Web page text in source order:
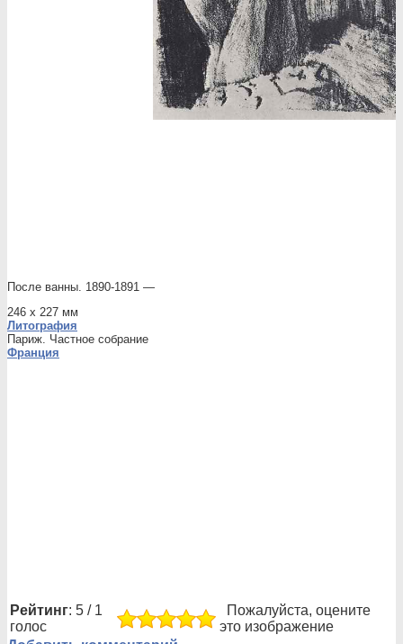
После ванны. 1890-1891 —
246 х 227 мм
Литография
Париж. Частное собрание
Франция
Рейтинг: 5 / 1
голос
Пожалуйста, оцените
это изображение